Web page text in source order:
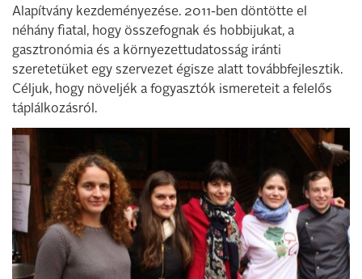
Alapítvány kezdeményezése. 2011-ben döntötte el
néhány fiatal, hogy összefognak és hobbijukat, a
gasztronómia és a környezettudatosság iránti
szeretetüket egy szervezet égisze alatt továbbfejlesztik.
Céljuk, hogy növeljék a fogyasztók ismereteit a felelős
táplálkozásról.